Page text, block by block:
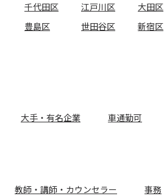
千代田区 江戸川区 大田区
豊島区 世田谷区 新宿区
大手・有名企業 車通勤可
教師・講師・カウンセラー 事務